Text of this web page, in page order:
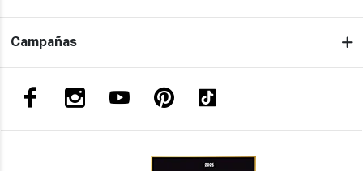
Campañas